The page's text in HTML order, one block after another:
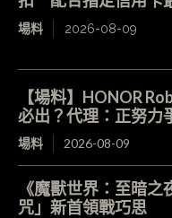
場料 2026-08-09
【場料】HONOR
必出？代理：正努力
場料 2026-08-09
《魔獸世界：至暗
咒」新首領戰巧思